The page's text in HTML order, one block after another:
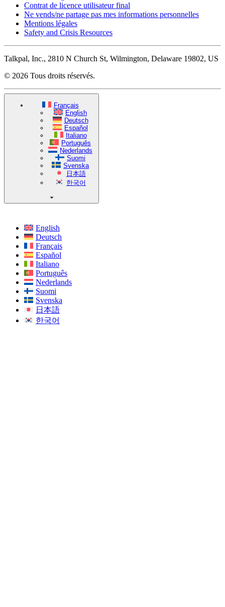
Contrat de licence utilisateur final
Ne vends/ne partage pas mes informations personnelles
Mentions légales
Safety and Crisis Resources
Talkpal, Inc., 2810 N Church St, Wilmington, Delaware 19802, US
© 2026 Tous droits réservés.
Français
English
Deutsch
Español
Italiano
Português
Nederlands
Suomi
Svenska
日本語
한국어
English
Deutsch
Français
Español
Italiano
Português
Nederlands
Suomi
Svenska
日本語
한국어